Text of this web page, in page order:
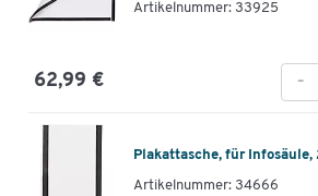
Artikelnummer: 33925
62,99 € -
Plakattasche, für Infosäule,
Artikelnummer: 34666